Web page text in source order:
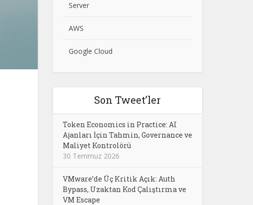
Server
AWS
Google Cloud
Son Tweet’ler
Token Economics in Practice: AI
Ajanları İçin Tahmin, Governance ve
Maliyet Kontrolörü
30 Temmuz 2026
VMware’de Üç Kritik Açık: Auth
Bypass, Uzaktan Kod Çalıştırma ve
VM Escape